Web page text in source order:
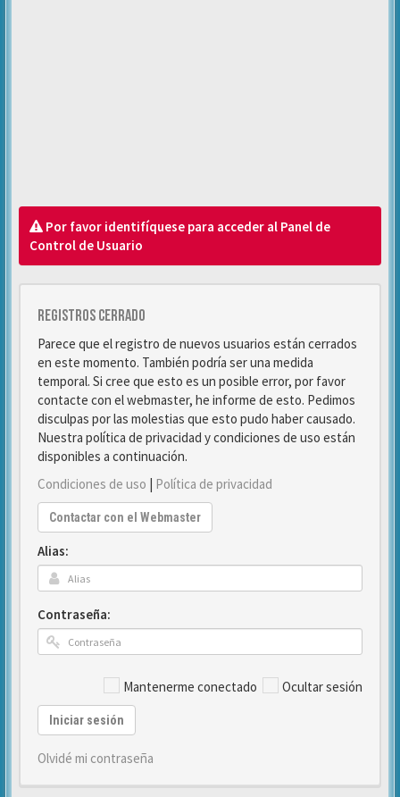
Por favor identifíquese para acceder al Panel de
Control de Usuario
Registros cerrado
Parece que el registro de nuevos usuarios están cerrados
en este momento. También podría ser una medida
temporal. Si cree que esto es un posible error, por favor
contacte con el webmaster, he informe de esto. Pedimos
disculpas por las molestias que esto pudo haber causado.
Nuestra política de privacidad y condiciones de uso están
disponibles a continuación.
Condiciones de uso | Política de privacidad
Contactar con el Webmaster
Alias:
Contraseña:
Mantenerme conectado Ocultar sesión
Iniciar sesión
Olvidé mi contraseña